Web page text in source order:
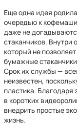
Еще одна идея
очередью к
даже не
стаканчиков. Внутри
который не
бумажные
Срок их службы —
неизвестен,
пластика.
в коротких
внедрить простые
жизнь.